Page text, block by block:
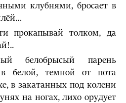
клубнями, бросает в
прокапывай толком, да
белобрысый парень
в белой, темной от пота
в закатанных под колени
на ногах, лихо орудует